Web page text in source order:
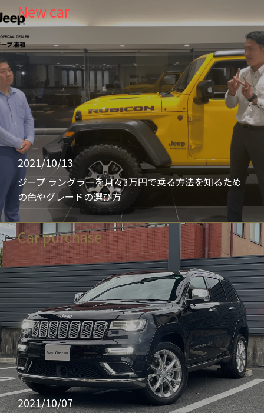
New car
2021/10/13
ジープ ラングラーを月々3万円で乗る方法を知るため
の色やグレードの選び方
Car purchase
2021/10/07